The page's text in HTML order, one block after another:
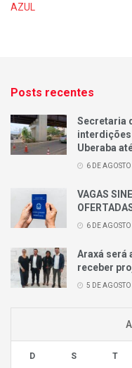
AZUL
Posts recentes
Secretaria
interdições
Uberaba
6 DE
VAGAS
6 DE
Araxá será
receber
5 DE
D S T